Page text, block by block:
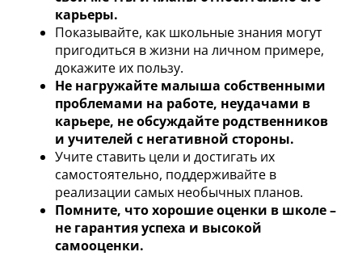
карьеры.
Показывайте, как школьные знания могут
пригодиться в жизни на личном примере,
докажите их пользу.
Не нагружайте малыша собственными
проблемами на работе, неудачами в
карьере, не обсуждайте родственников
и учителей с негативной стороны.
Учите ставить цели и достигать их
самостоятельно, поддерживайте в
реализации самых необычных планов.
Помните, что хорошие оценки в школе –
не гарантия успеха и высокой
самооценки.